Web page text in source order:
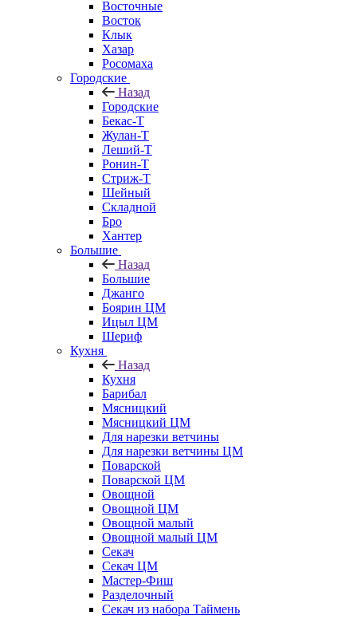
Восточные
Восток
Клык
Хазар
Росомаха
Городские
Назад
Городские
Бекас-Т
Жулан-Т
Леший-Т
Ронин-Т
Стриж-Т
Шейный
Складной
Бро
Хантер
Большие
Назад
Большие
Джанго
Боярин ЦМ
Ицыл ЦМ
Шериф
Кухня
Назад
Кухня
Барибал
Мясницкий
Мясницкий ЦМ
Для нарезки ветчины
Для нарезки ветчины ЦМ
Поварской
Поварской ЦМ
Овощной
Овощной ЦМ
Овощной малый
Овощной малый ЦМ
Секач
Секач ЦМ
Мастер-Фиш
Разделочный
Секач из набора Таймень